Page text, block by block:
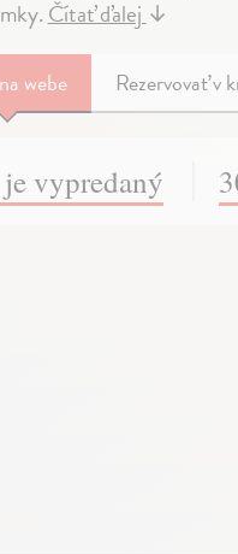
Čítať ďalej↓
na webe Rezervovať v
vypredaný